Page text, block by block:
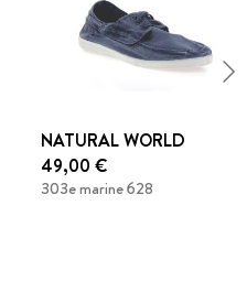
NATURAL WORLD
49,00 €
303e marine 628